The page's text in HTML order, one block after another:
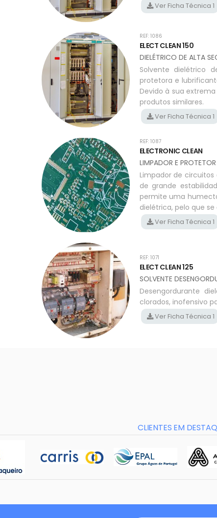
Ver Ficha Técnica 1
REF: 1086
ELECT CLEAN 150
DIELÉTRICO DE ALTA
Solvente dielétrico
protetora e
Devido à sua
produtos similares.
Ver Ficha Técnica 1
REF: 1087
ELECTRONIC CLEAN
LIMPADOR E
Limpador de
de grande
permite uma
dielétrica, pelo que
Ver Ficha Técnica 1
REF: 1071
ELECT CLEAN 125
SOLVENTE
Desengordurante
clorados, inofensivo
Ver Ficha Técnica 1
CLIENTES EM